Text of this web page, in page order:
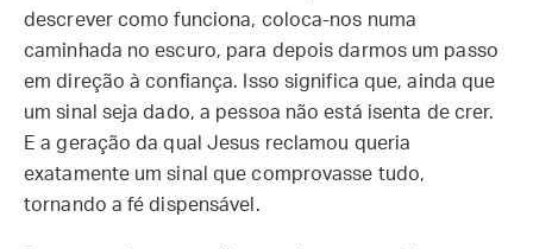
descrever como funciona, coloca-nos numa
caminhada no escuro, para depois darmos um passo
em direção à confiança. Isso significa que, ainda que
um sinal seja dado, a pessoa não está isenta de crer.
E a geração da qual Jesus reclamou queria
exatamente um sinal que comprovasse tudo,
tornando a fé dispensável.